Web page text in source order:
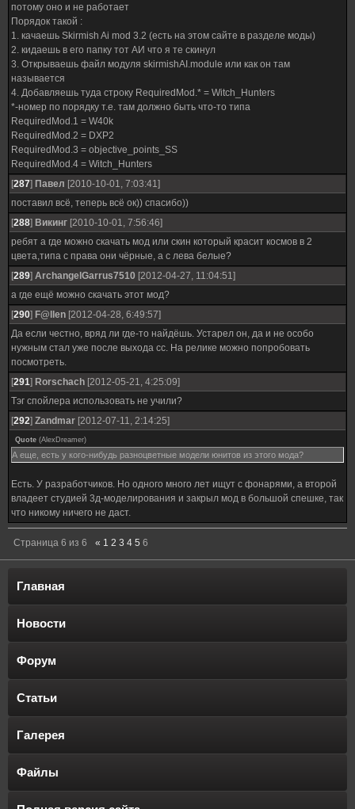
потому оно и не работает
Порядок такой :
1. качаешь Skirmish Ai mod 3.2 (есть на этом сайте в разделе моды)
2. кидаешь в его папку тот АИ что я те скинул
3. Открываешь файл модуля skirmishAI.module или как он там
называется
4. Добавляешь туда строку RequiredMod.* = Witch_Hunters
*-номер по порядку т.е. там должно быть что-то типа
RequiredMod.1 = W40k
RequiredMod.2 = DXP2
RequiredMod.3 = objective_points_SS
RequiredMod.4 = Witch_Hunters
[287] Павел [2010-10-01, 7:03:41]
поставил всё, теперь всё ок)) спасибо))
[288] Викинг [2010-10-01, 7:56:46]
ребят а где можно скачать мод или скин который красит космов в 2
цвета,типа с права они чёрные, а с лева белые?
[289] ArchangelGarrus7510 [2012-04-27, 11:04:51]
а где ещё можно скачать этот мод?
[290] F@llen [2012-04-28, 6:49:57]
Да если честно, вряд ли где-то найдёшь. Устарел он, да и не особо
нужным стал уже после выхода сс. На релике можно попробовать
посмотреть.
[291] Rorschach [2012-05-21, 4:25:09]
Тэг спойлера использовать не учили?
[292] Zandmar [2012-07-11, 2:14:25]
Quote (AlexDreamer)
А еще, есть у кого-нибудь разноцветные модели юнитов из этого мода?
Есть. У разработчиков. Но одного много лет ищут с фонарями, а второй
владеет студией 3д-моделирования и закрыл мод в большой спешке, так
что никому ничего не даст.
Страница 6 из 6 « 1 2 3 4 5 6
Главная
Новости
Форум
Статьи
Галерея
Файлы